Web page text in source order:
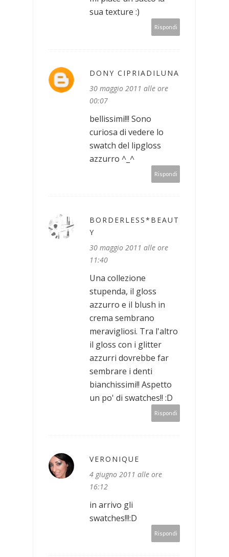
sua texture :)
Rispondi
DONY CIPRIADILUNA
30 maggio 2011 alle ore
00:07
bellissimi!!! Sono
curiosa di vedere lo
swatch del lipgloss
azzurro ^_^
Rispondi
BORDERLESS*BEAUT
Y
30 maggio 2011 alle ore
11:40
Una collezione
stupenda, il gloss
azzurro e il blush in
crema sembrano
meravigliosi. Tra l'altro
il gloss con i glitter
azzurri dovrebbe far
sembrare i denti
bianchissimi!! Aspetto
un po' di swatches!! :D
Rispondi
VERONIQUE
4 giugno 2011 alle ore
16:12
in arrivo gli
swatches!!!:D
Rispondi